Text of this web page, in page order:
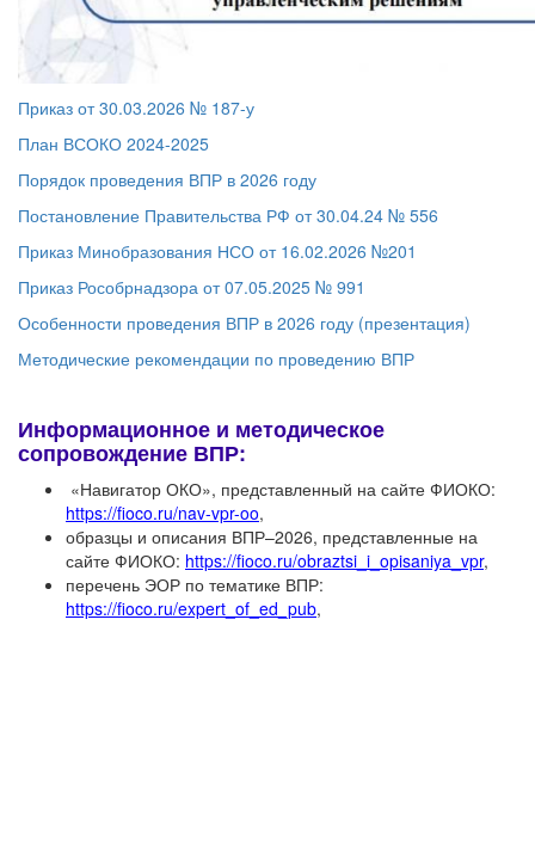
Приказ от 30.03.2026 № 187-у
План ВСОКО 2024-2025
Порядок проведения ВПР в 2026 году
Постановление Правительства РФ от 30.04.24 № 556
Приказ Минобразования НСО от 16.02.2026 №201
Приказ Рособрнадзора от 07.05.2025 № 991
Особенности проведения ВПР в 2026 году (презентация)
Методические рекомендации по проведению ВПР
Информационное и методическое
сопровождение ВПР:
«Навигатор ОКО», представленный на сайте ФИОКО:
https://fioco.ru/nav-vpr-oo,
образцы и описания ВПР–2026, представленные на
сайте ФИОКО: https://fioco.ru/obraztsi_i_opisaniya_vpr,
перечень ЭОР по тематике ВПР:
https://fioco.ru/expert_of_ed_pub,